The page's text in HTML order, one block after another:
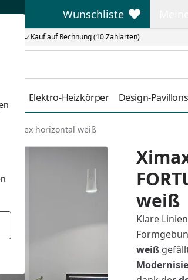
Kauf auf Rechnung (10 Zahlarten)
Wunschliste
Wunschliste
Elektro-Heizkörper Design-Pavillons
Duplex horizontal weiß
weiß
Klare
weiß